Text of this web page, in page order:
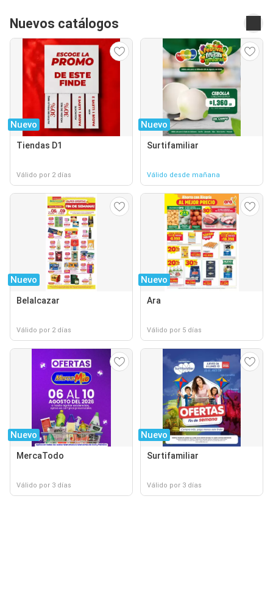
Nuevos catálogos
Nuevo
Tiendas D1
Válido por 2 días
Nuevo
Surtifamiliar
Válido desde mañana
Nuevo
Belalcazar
Válido por 2 días
Nuevo
Ara
Válido por 5 días
Nuevo
MercaTodo
Válido por 3 días
Nuevo
Surtifamiliar
Válido por 3 días